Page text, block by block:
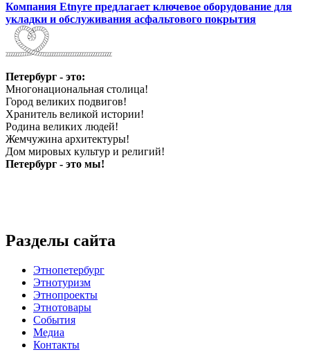
Компания Etnyre предлагает ключевое оборудование для
укладки и обслуживания асфальтового покрытия
Петербург - это:
Многонациональная столица!
Город великих подвигов!
Хранитель великой истории!
Родина великих людей!
Жемчужина архитектуры!
Дом мировых культур и религий!
Петербург - это мы!
Разделы сайта
Этнопетербург
Этнотуризм
Этнопроекты
Этнотовары
События
Медиа
Контакты